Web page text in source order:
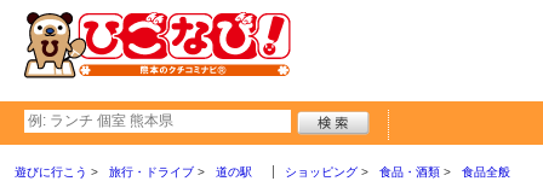
遊びに行こう 旅行・ドライブ 道の駅 ショッピング 食品・酒類 食品全般